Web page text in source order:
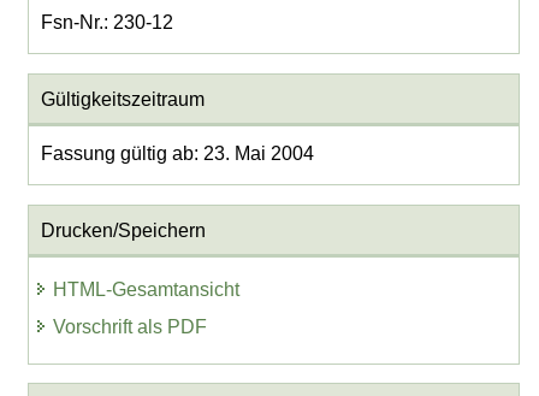
Fsn-Nr.: 230-12
Gültigkeitszeitraum
Fassung gültig ab: 23. Mai 2004
Drucken/Speichern
HTML-Gesamtansicht
Vorschrift als PDF